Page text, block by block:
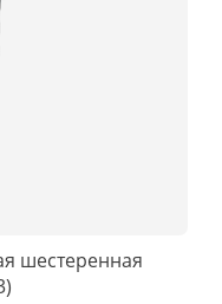
шестеренная